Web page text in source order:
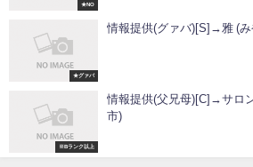
★NO
★グァバ
情報提供(グァバ)[S]→雅 (み
※Bランク以上
情報提供(父兄母)[C]→サロ
市)